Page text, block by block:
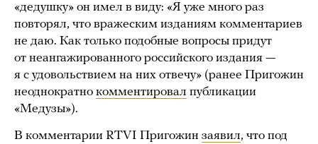
«дедушку» он имел в виду: «Я уже много раз
повторял, что вражеским изданиям комментариев
не даю. Как только подобные вопросы придут
от неангажированного российского издания —
я с удовольствием на них отвечу» (ранее Пригожин
неоднократно комментировал публикации
«Медузы»).
В комментарии RTVI Пригожин заявил, что под